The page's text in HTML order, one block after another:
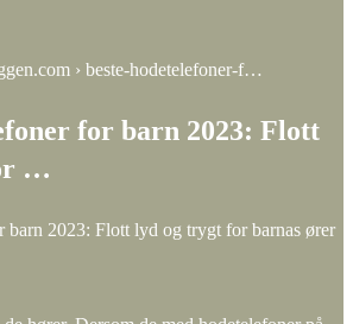
› beste-hodetelefoner-f…
for barn 2023: Flott
…
barn 2023: Flott lyd og trygt for barnas ører